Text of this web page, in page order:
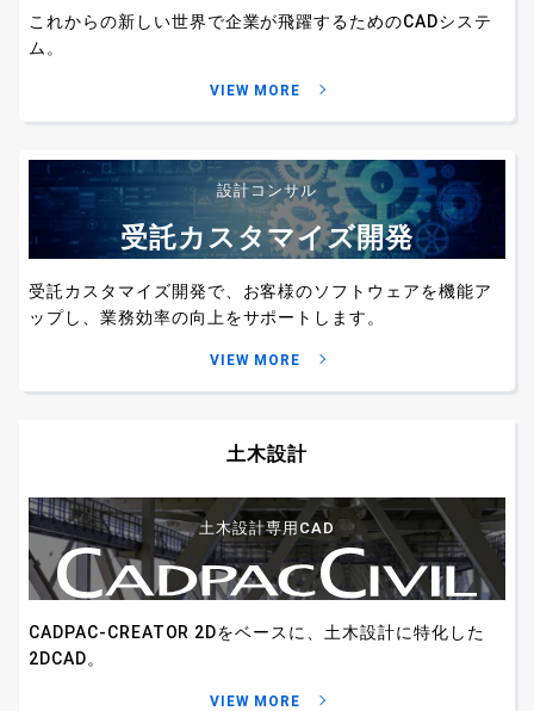
これからの新しい世界で企業が飛躍するためのCADシステ
ム。
VIEW MORE
設計コンサル
受託カスタマイズ開発
受託カスタマイズ開発で、お客様のソフトウェアを機能ア
ップし、業務効率の向上をサポートします。
VIEW MORE
土木設計
土木設計専用CAD
CADPAC-CREATOR 2Dをベースに、土木設計に特化した
2DCAD。
VIEW MORE